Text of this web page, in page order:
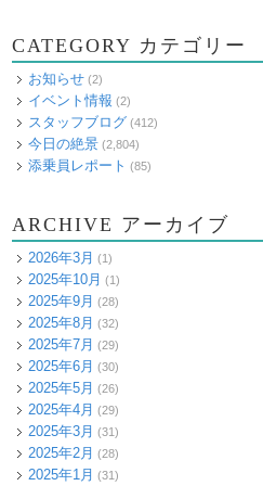
CATEGORY カテゴリー
お知らせ (2)
イベント情報 (2)
スタッフブログ (412)
今日の絶景 (2,804)
添乗員レポート (85)
ARCHIVE アーカイブ
2026年3月 (1)
2025年10月 (1)
2025年9月 (28)
2025年8月 (32)
2025年7月 (29)
2025年6月 (30)
2025年5月 (26)
2025年4月 (29)
2025年3月 (31)
2025年2月 (28)
2025年1月 (31)